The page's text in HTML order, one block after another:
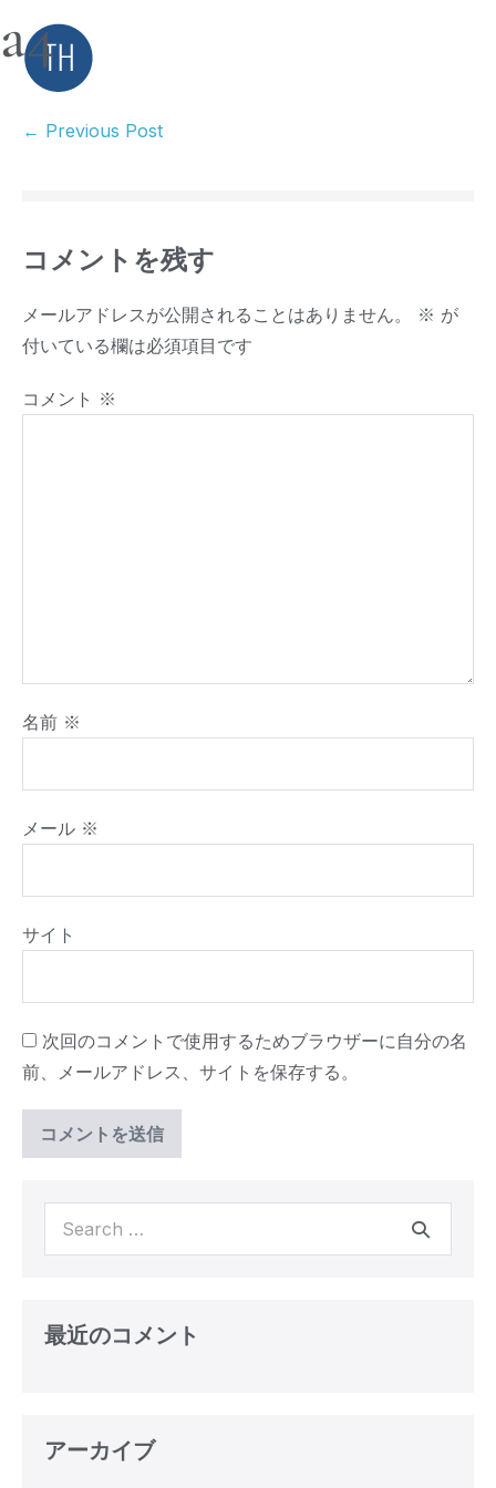
a4
← Previous Post
コメントを残す
メールアドレスが公開されることはありません。 ※ が
付いている欄は必須項目です
コメント ※
名前 ※
メール ※
サイト
次回のコメントで使用するためブラウザーに自分の名
前、メールアドレス、サイトを保存する。
最近のコメント
アーカイブ